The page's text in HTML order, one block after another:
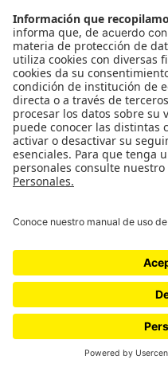
Colectivo La
Discordia
Plaza de la Discordia
11 de marzo de 2020.